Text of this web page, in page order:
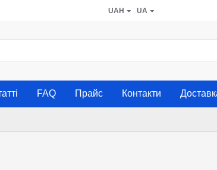
UAH UA
FAQ Прайс Контакти